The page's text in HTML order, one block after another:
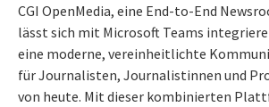
CGI OpenMedia, eine End-to-End
lässt sich mit Microsoft Teams
eine moderne, vereinheitlichte
für Journalisten, Journalistinnen und
von heute. Mit dieser kombinierten